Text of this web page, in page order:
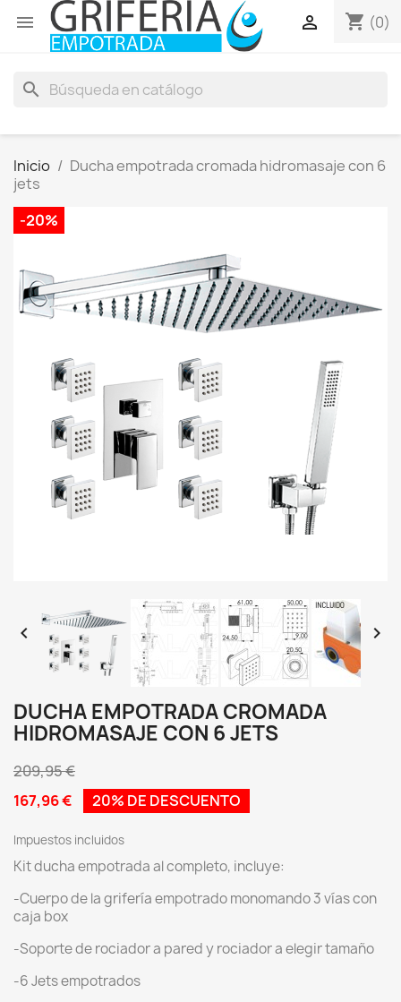
 shopping_cart (0)

search
Inicio
Ducha empotrada cromada hidromasaje con 6
jets
-20%
 
DUCHA EMPOTRADA CROMADA
HIDROMASAJE CON 6 JETS
209,95 €
167,96 €
20% DE DESCUENTO
Impuestos incluidos
Kit ducha empotrada al completo, incluye:
-Cuerpo de la grifería empotrado monomando 3 vías con
caja box
-Soporte de rociador a pared y rociador a elegir tamaño
-6 Jets empotrados